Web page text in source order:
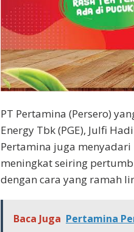
PT Pertamina (Persero)
Energy Tbk (PGE), Julfi
Pertamina juga
meningkat seiring
dengan cara yang ramah
Baca Juga Pertamina